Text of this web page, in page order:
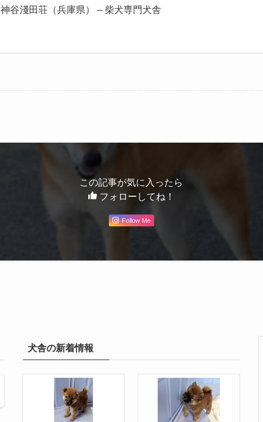
神谷淺田荘（兵庫県） – 柴犬専門犬舎
この記事が気に入ったら
フォローしてね！
Follow Me
犬舎の新着情報